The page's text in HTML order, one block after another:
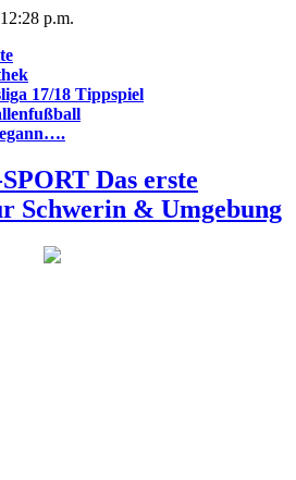
p.m.
17/18 Tippspiel
Das erste
Schwerin & Umgebung